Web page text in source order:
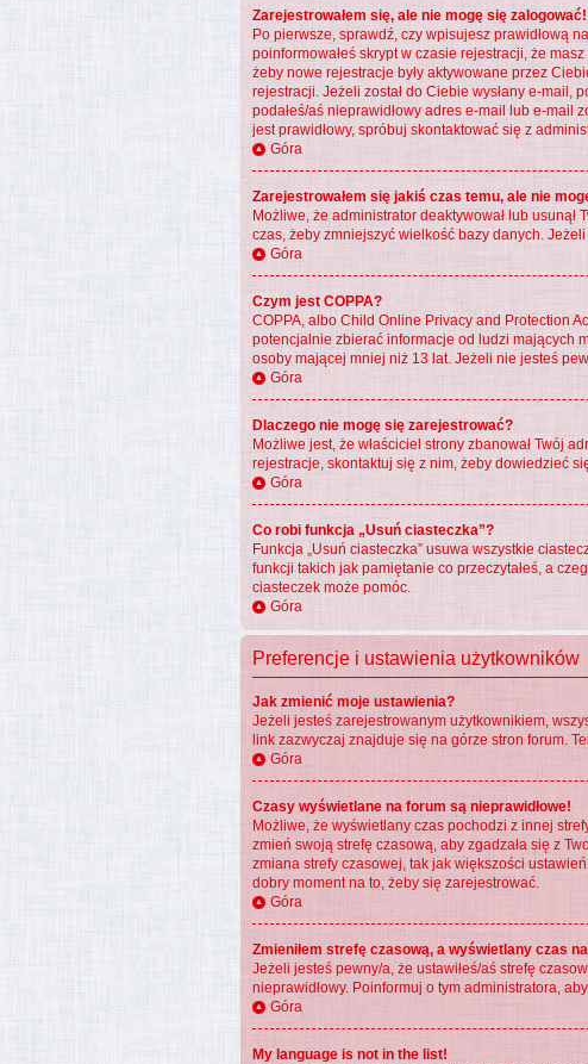
Zarejestrowałem się, ale nie mogę się zalogować!
Po pierwsze, sprawdź, czy wpisujesz prawidłową
poinformowałeś skrypt w czasie rejestracji, że
żeby nowe rejestracje były aktywowane przez
rejestracji. Jeżeli został do Ciebie wysłany e-mail,
podałeś/aś nieprawidłowy adres e-mail lub e-mail
jest prawidłowy, spróbuj skontaktować się z
Góra
Zarejestrowałem się jakiś czas temu, ale nie
Możliwe, że administrator deaktywował lub
czas, żeby zmniejszyć wielkość bazy danych.
Góra
Czym jest COPPA?
COPPA, albo Child Online Privacy and Protection
potencjalnie zbierać informacje od ludzi mających
osoby mającej mniej niż 13 lat. Jeżeli nie jesteś
Góra
Dlaczego nie mogę się zarejestrować?
Możliwe jest, że właściciel strony zbanował Twój
rejestracje, skontaktuj się z nim, żeby dowiedzieć
Góra
Co robi funkcja „Usuń ciasteczka”?
Funkcja „Usuń ciasteczka” usuwa wszystkie
funkcji takich jak pamiętanie co przeczytałeś, a
ciasteczek może pomóc.
Góra
Preferencje i ustawienia użytkowników
Jak zmienić moje ustawienia?
Jeżeli jesteś zarejestrowanym użytkownikiem,
link zazwyczaj znajduje się na górze stron forum.
Góra
Czasy wyświetlane na forum są nieprawidłowe!
Możliwe, że wyświetlany czas pochodzi z innej
zmień swoją strefę czasową, aby zgadzała się z
zmiana strefy czasowej, tak jak większości
dobry moment na to, żeby się zarejestrować.
Góra
Zmieniłem strefę czasową, a wyświetlany czas
Jeżeli jesteś pewny/a, że ustawiłeś/aś strefę
nieprawidłowy. Poinformuj o tym administratora,
Góra
My language is not in the list!